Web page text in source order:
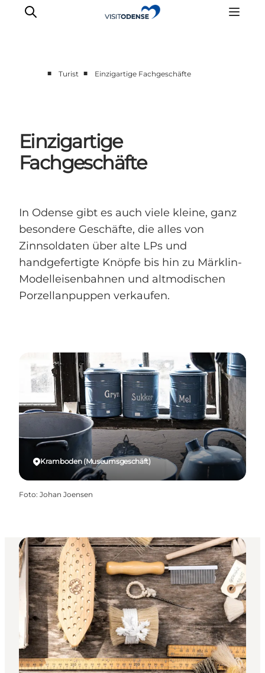
Reiseplanung
Inspiration
■ Turist ■ Einzigartige Fachgeschäfte
Einzigartige
Fachgeschäfte
In Odense gibt es auch viele kleine, ganz
besondere Geschäfte, die alles von
Zinnsoldaten über alte LPs und
handgefertigte Knöpfe bis hin zu Märklin-
Modelleisenbahnen und altmodischen
Porzellanpuppen verkaufen.
Kramboden (Museumsgeschäft)
Foto: Johan Joensen